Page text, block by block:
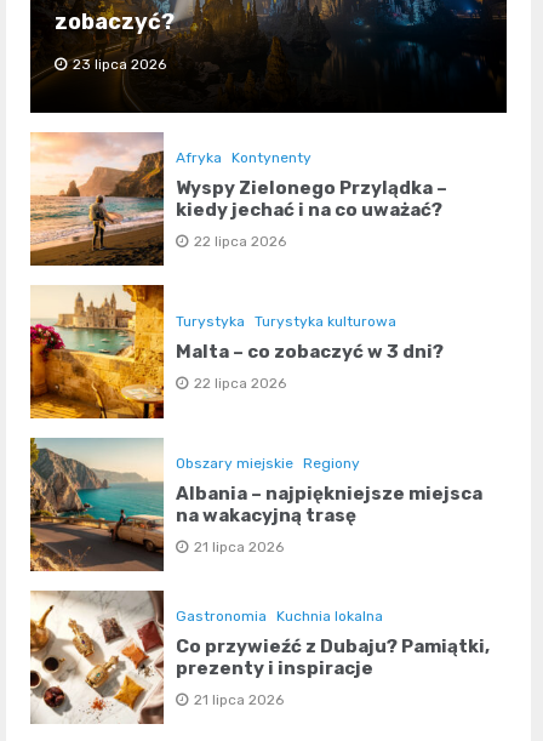
zobaczyć?
23 lipca 2026
Afryka Kontynenty
Wyspy Zielonego Przylądka –
kiedy jechać i na co uważać?
22 lipca 2026
Turystyka Turystyka kulturowa
Malta – co zobaczyć w 3 dni?
22 lipca 2026
Obszary miejskie Regiony
Albania – najpiękniejsze miejsca
na wakacyjną trasę
21 lipca 2026
Gastronomia Kuchnia lokalna
Co przywieźć z Dubaju? Pamiątki,
prezenty i inspiracje
21 lipca 2026